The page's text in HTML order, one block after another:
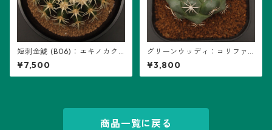
短刺金鯱 (B06)：エキノカク
タス属 ※実生
¥7,500
グリーンウッディ：コリファ
ンタ属 (B14)
¥3,800
商品一覧に戻る